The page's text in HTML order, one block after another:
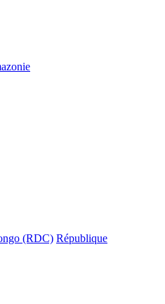
(RDC) République